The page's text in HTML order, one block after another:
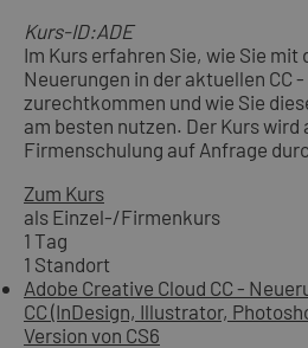
Kurs-ID:ADE
Im Kurs erfahren Sie, wie Sie mit
Neuerungen in der aktuellen CC
zurechtkommen und wie Sie
am besten nutzen. Der Kurs wird
Firmenschulung auf Anfrage
Zum Kurs
als Einzel-/Firmenkurs
1 Tag
1 Standort
Adobe Creative Cloud CC -
CC (InDesign, Illustrator,
Version von CS6